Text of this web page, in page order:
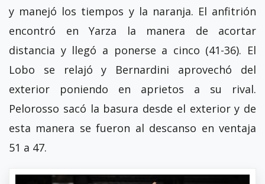
y manejó los tiempos y la naranja. El anfitrión
encontró en Yarza la manera de acortar
distancia y llegó a ponerse a cinco (41-36). El
Lobo se relajó y Bernardini aprovechó del
exterior poniendo en aprietos a su rival.
Pelorosso sacó la basura desde el exterior y de
esta manera se fueron al descanso en ventaja
51 a 47.